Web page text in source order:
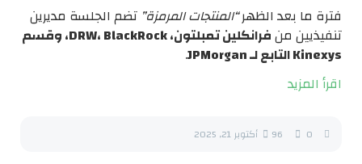
فترة ما بعد الظهر“المنتجات المرمزة” تضم الجلسة مديرين
تنفيذيين من
فرانكلين تمبلتون، DRW، BlackRock، وقسم
Kinexys التابع لـ JPMorgan
.
اقرأ المزيد
96 0 أكتوبر 21, 2025